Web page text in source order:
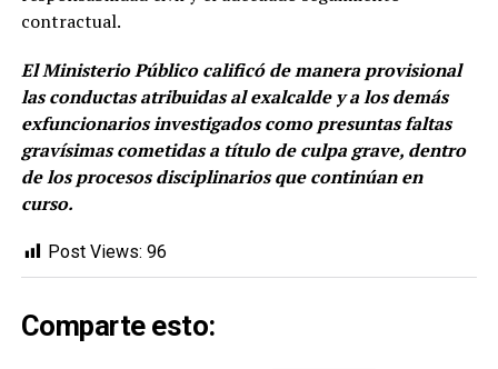
contractual.
El Ministerio Público calificó de manera provisional
las conductas atribuidas al exalcalde y a los demás
exfuncionarios investigados como presuntas faltas
gravísimas cometidas a título de culpa grave, dentro
de los procesos disciplinarios que continúan en
curso.
Post Views: 96
Comparte esto: